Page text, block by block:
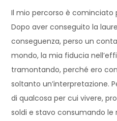
Il mio percorso è cominciato
Dopo aver conseguito la
conseguenza, perso un
mondo, la mia fiducia
tramontando, perché ero
soltanto un’interpretazione.
di qualcosa per cui vivere,
soldi e stavo consumando le